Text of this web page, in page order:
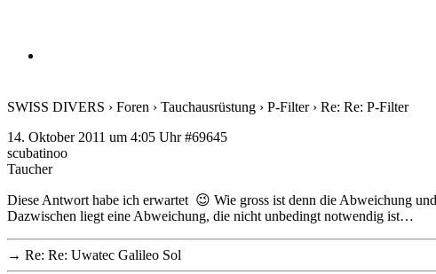
SWISS DIVERS › Foren › Tauchausrüstung › P-Filter › Re: Re: P-Filter
14. Oktober 2011 um 4:05 Uhr #69645
scubatinoo
Taucher
Diese Antwort habe ich erwartet 😉 Wie gross ist denn die Abweichung
Dazwischen liegt eine Abweichung, die nicht unbedingt notwendig ist…
→ Re: Re: Uwatec Galileo Sol